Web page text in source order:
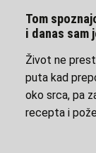
Tom
i danas sam
Život ne
puta kad
oko srca, pa
recepta i